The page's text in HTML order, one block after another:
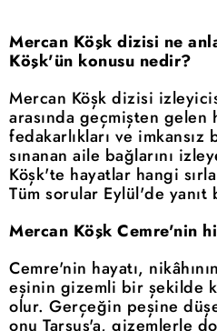
Mercan Köşk dizisi ne
Köşk'ün konusu nedir?
Mercan Köşk dizisi
arasında geçmişten gelen
fedakarlıkları ve
sınanan aile bağlarını
Köşk'te hayatlar hangi
Tüm sorular Eylül'de yanıt
Mercan Köşk Cemre'nin
Cemre'nin hayatı,
eşinin gizemli bir şekilde
olur. Gerçeğin peşine
onu Tarsus'a, gizemlerle